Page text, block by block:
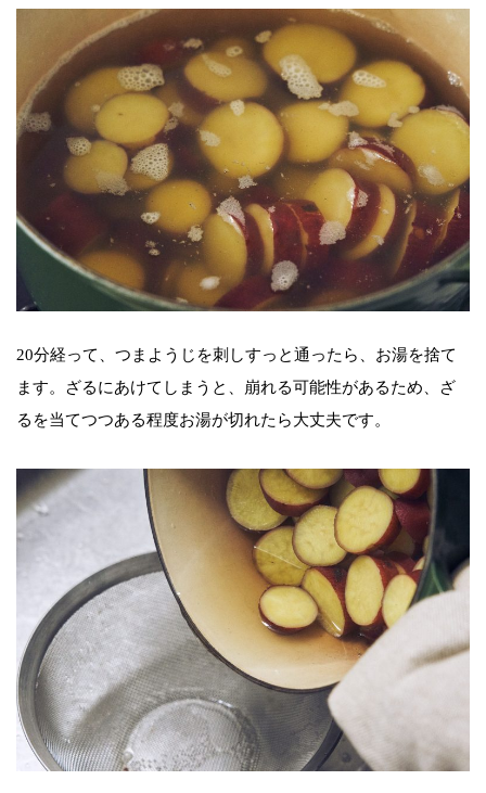
20分経って、つまようじを刺しすっと通ったら、お湯を捨て
ます。ざるにあけてしまうと、崩れる可能性があるため、ざ
るを当てつつある程度お湯が切れたら大丈夫です。